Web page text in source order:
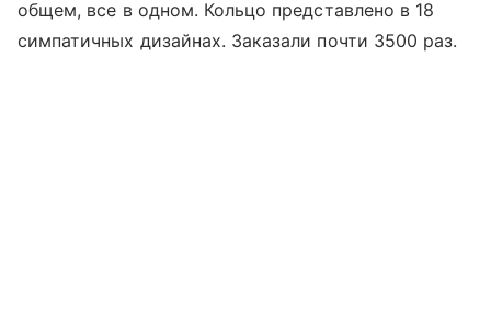
общем, все в одном. Кольцо представлено в 18
симпатичных дизайнах. Заказали почти 3500 раз.